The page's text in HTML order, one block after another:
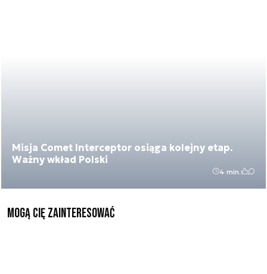
Misja Comet Interceptor osiąga kolejny etap.
Ważny wkład Polski
4 min.
Mogą Cię zainteresować